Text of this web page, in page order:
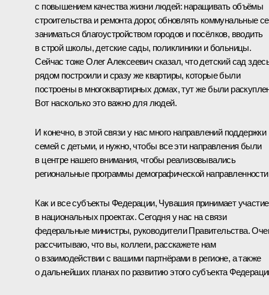
с повышением качества жизни людей: наращивать объёмы
строительства и ремонта дорог, обновлять коммунальные
заниматься благоустройством городов и посёлков, вводить
в строй школы, детские сады, поликлиники и больницы.
Сейчас тоже Олег Алексеевич сказал, что детский сад
рядом построили и сразу же квартиры, которые были
построены в многоквартирных домах, тут же были
Вот насколько это важно для людей.
И конечно, в этой связи у нас много направлений поддержки
семей с детьми, и нужно, чтобы все эти направления были
в центре нашего внимания, чтобы реализовывались
региональные программы демографической
Как и все субъекты Федерации, Чувашия принимает участие
в национальных проектах. Сегодня у нас на связи
федеральные министры, руководители Правительства.
рассчитываю, что вы, коллеги, расскажете нам
о взаимодействии с вашими партнёрами в регионе, а также
о дальнейших планах по развитию этого субъекта